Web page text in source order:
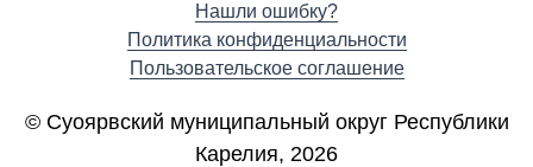
Нашли ошибку?
Политика конфиденциальности
Пользовательское соглашение
© Суоярвский муниципальный округ Республики
Карелия, 2026